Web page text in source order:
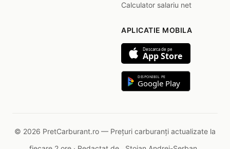
Calculator salariu net
APLICATIE MOBILA
Descarca de pe
App Store
DISPONIBIL PE
Google Play
© 2026 PretCarburant.ro — Prețuri carburanți actualizate la